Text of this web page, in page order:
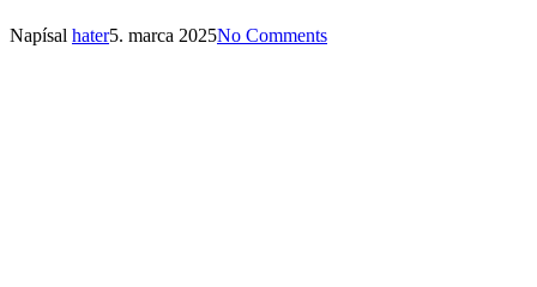
Napísal hater5. marca 2025No Comments